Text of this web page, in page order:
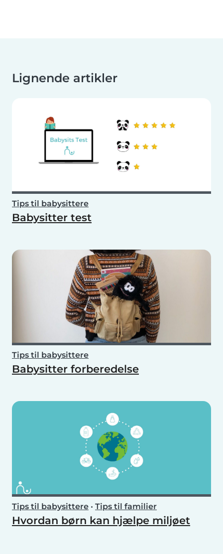
Lignende artikler
Tips til babysittere
Babysitter test
Tips til babysittere
Babysitter forberedelse
Tips til babysittere • Tips til familier
Hvordan børn kan hjælpe miljøet